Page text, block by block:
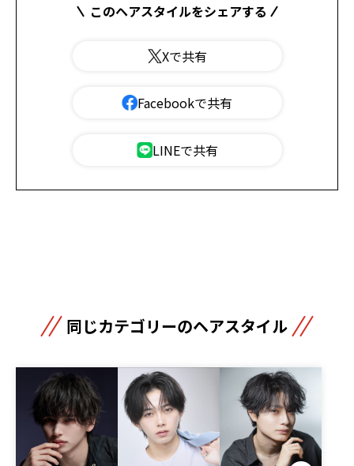
このヘアスタイルをシェアする
Xで共有
Facebookで共有
LINEで共有
同じカテゴリーのヘアスタイル